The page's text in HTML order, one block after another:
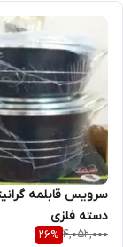
دسته فلزی
4,052,000
26%